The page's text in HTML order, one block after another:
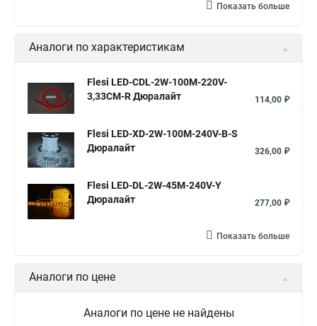
Показать больше
Аналоги по характеристикам
Flesi LED-СDL-2W-100M-220V-
3,33СМ-R Дюралайт
114,00 ₽
Flesi LED-XD-2W-100M-240V-B-S
Дюралайт
326,00 ₽
Flesi LED-DL-2W-45M-240V-Y
Дюралайт
277,00 ₽
Показать больше
Аналоги по цене
Аналоги по цене не найдены